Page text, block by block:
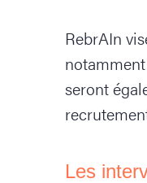
RebrAIn
seront
Les